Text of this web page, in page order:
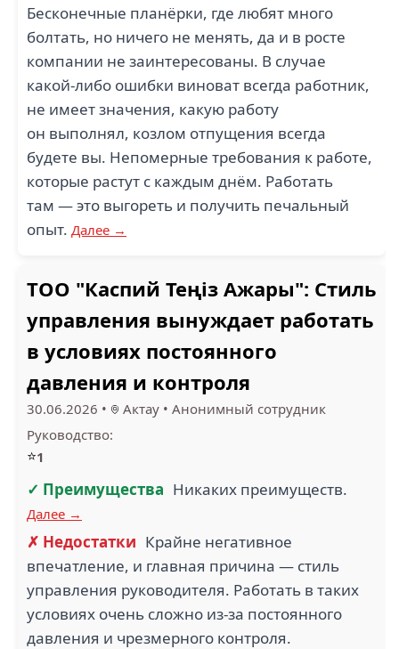
Бесконечные планёрки, где любят много
болтать, но ничего не менять, да и в росте
компании не заинтересованы. В случае
какой-либо ошибки виноват всегда работник,
не имеет значения, какую работу
он выполнял, козлом отпущения всегда
будете вы. Непомерные требования к работе,
которые растут с каждым днём. Работать
там — это выгореть и получить печальный
опыт. Далее →
ТОО "Каспий Теңіз Ажары": Стиль
управления вынуждает работать
в условиях постоянного
давления и контроля
30.06.2026 • Актау • Анонимный сотрудник
Руководство:
⭐1
✓ Преимущества Никаких преимуществ.
Далее →
✗ Недостатки Крайне негативное
впечатление, и главная причина — стиль
управления руководителя. Работать в таких
условиях очень сложно из-за постоянного
давления и чрезмерного контроля.